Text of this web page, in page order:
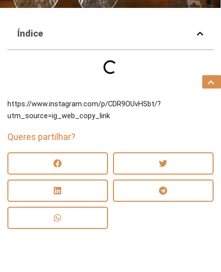
Índice
https://www.instagram.com/p/CDR9OUvHSbt/?
utm_source=ig_web_copy_link
Queres partilhar?